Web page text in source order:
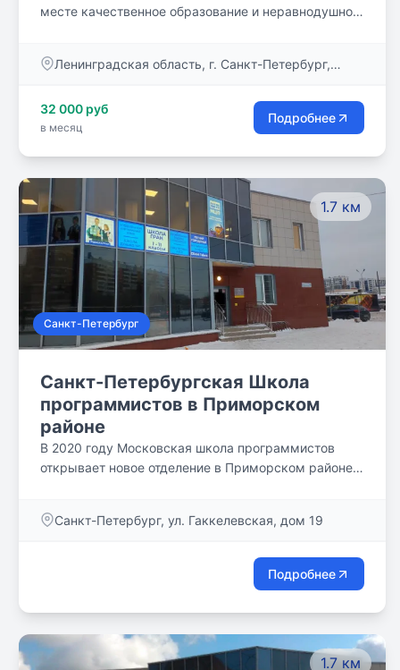
месте качественное образование и неравнодушное
Ленинградская область, г. Санкт-Петербург,
32 000 руб
в месяц
Подробнее
1.7 км
Санкт-Петербург
Санкт-Петербургская Школа
программистов в Приморском
районе
В 2020 году Московская школа программистов
открывает новое отделение в Приморском районе
современными проекторами, интерактивными
аппаратурой и комфортным пространством для
отдыха ждут школьников 3-10 классов.
Санкт-Петербург, ул. Гаккелевская, дом 19
Подробнее
1.7 км